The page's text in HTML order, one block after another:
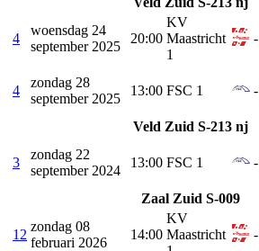
4
woensdag 24
september 2025
20:00
KV
Maastricht
1
-
4
zondag 28
september 2025
13:00 FSC 1 -
Veld Zuid S-213 nj
3
zondag 22
september 2024
13:00 FSC 1 -
Zaal Zuid S-009
12
zondag 08
februari 2026
14:00
KV
Maastricht
-